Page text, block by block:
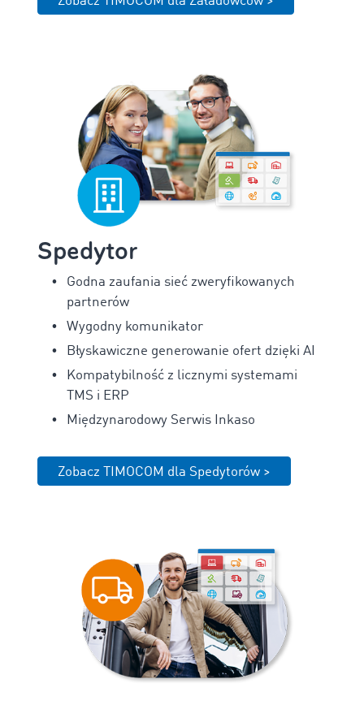
Spedytor
Godna zaufania sieć zweryfikowanych
partnerów
Wygodny komunikator
Błyskawiczne generowanie ofert dzięki AI
Kompatybilność z licznymi systemami
TMS i ERP
Międzynarodowy Serwis Inkaso
Zobacz TIMOCOM dla Spedytorów >